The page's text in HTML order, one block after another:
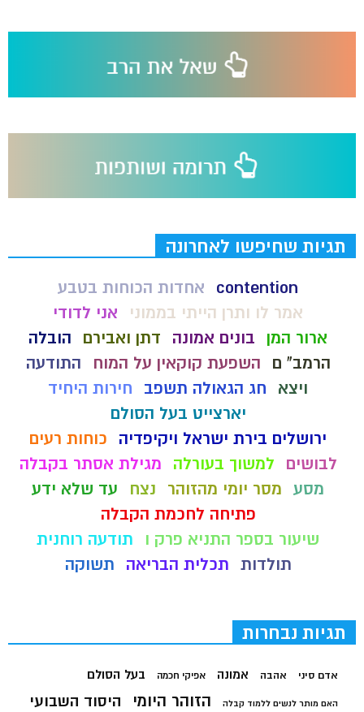
תגיות שחיפשו לאחרונה
contention
אחדות הכוחות בטבע
אמר לו ותרן הייתי בממוני
אני לדודי
ארור המן
בונים אמונה דתן ואבירם
הובלה
הרמב" ם
השפעת קוקאין על המוח
התודעה
ויצא
חג הגאולה תשפב
חירות היחיד
יארצייט בעל הסולם
ירושלים בירת ישראל ויקיפדיה
כוחות רעים
לבושים
למשוך בעורלה
מגילת אסתר בקבלה
מסע מסר יומי מהזוהר נצח
עד שלא ידע
פתיחה לחכמת הקבלה
שיעור בספר התניא פרק ו
תודעה רוחנית
תולדות תכלית הבריאה תשוקה
תגיות נבחרות
אדם סיני אהבה אמונה אפיקי חכמה בעל הסולם
האם מותר לנשים ללמוד קבלה הזוהר היומי היסוד השבועי